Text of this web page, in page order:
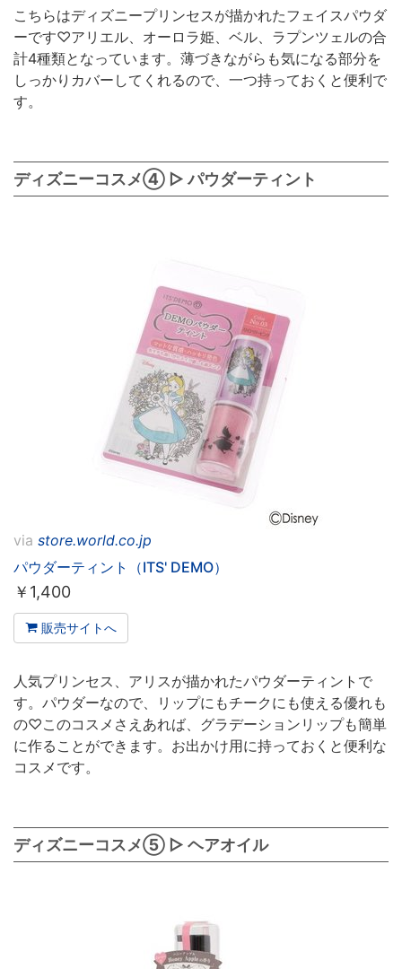
こちらはディズニープリンセスが描かれたフェイスパウダ
ーです♡アリエル、オーロラ姫、ベル、ラプンツェルの合
計4種類となっています。薄づきながらも気になる部分を
しっかりカバーしてくれるので、一つ持っておくと便利で
す。
ディズニーコスメ④ ▷ パウダーティント
via store.world.co.jp
パウダーティント（ITS' DEMO）
￥ 1,400
販売サイトへ
人気プリンセス、アリスが描かれたパウダーティントで
す。パウダーなので、リップにもチークにも使える優れも
の♡このコスメさえあれば、グラデーションリップも簡単
に作ることができます。お出かけ用に持っておくと便利な
コスメです。
ディズニーコスメ⑤ ▷ ヘアオイル